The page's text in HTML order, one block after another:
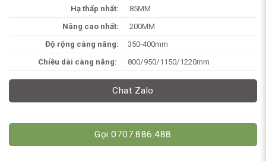
Hạ thấp nhất:
85MM
Nâng cao nhất:
200MM
Độ rộng càng nâng:
350-400mm
Chiều dài càng nâng:
800/950/1150/1220mm
Chat Zalo
Gọi 0707.886.488